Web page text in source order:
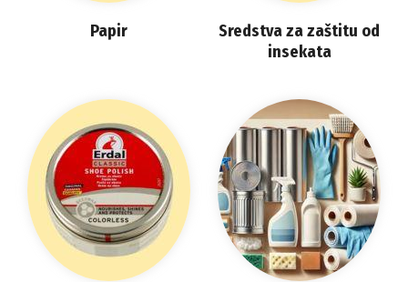
Papir
Sredstva za zaštitu od
insekata